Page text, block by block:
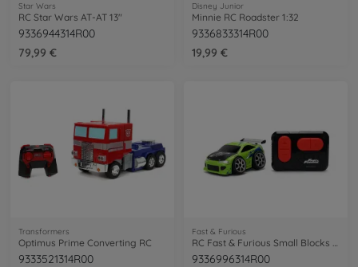
Star Wars
RC Star Wars AT-AT 13"
9336944314R00
79,99 €
Disney Junior
Minnie RC Roadster 1:32
9336833314R00
19,99 €
Transformers
Optimus Prime Converting RC
9333521314R00
Fast & Furious
9336996314R00